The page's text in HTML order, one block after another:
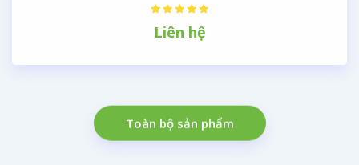
Liên hệ
Toàn bộ sản phẩm